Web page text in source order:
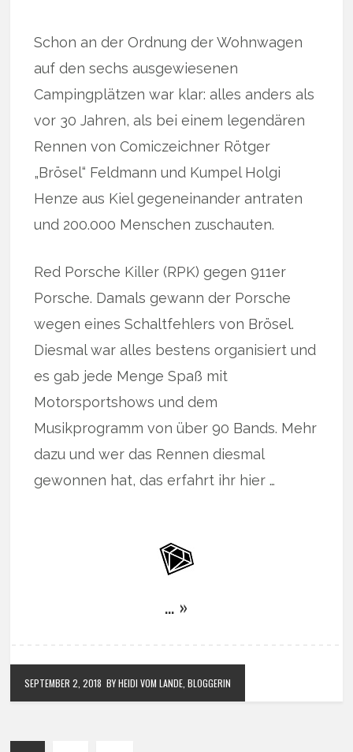
Schon an der Ordnung der Wohnwagen
auf den sechs ausgewiesenen
Campingplätzen war klar: alles anders als
vor 30 Jahren, als bei einem legendären
Rennen von Comiczeichner Rötger
„Brösel“ Feldmann und Kumpel Holgi
Henze aus Kiel gegeneinander antraten
und 200.000 Menschen zuschauten.
Red Porsche Killer (RPK) gegen 911er
Porsche. Damals gewann der Porsche
wegen eines Schaltfehlers von Brösel.
Diesmal war alles bestens organisiert und
es gab jede Menge Spaß mit
Motorsportshows und dem
Musikprogramm von über 90 Bands. Mehr
dazu und wer das Rennen diesmal
gewonnen hat, das erfahrt ihr hier …
… »
SEPTEMBER 2, 2018 BY HEIDI VOM LANDE, BLOGGERIN